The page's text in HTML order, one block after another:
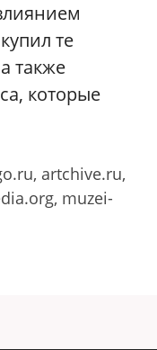
те
также
которые
artchive.ru,
muzei-